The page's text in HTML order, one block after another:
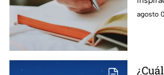
9 de
agosto